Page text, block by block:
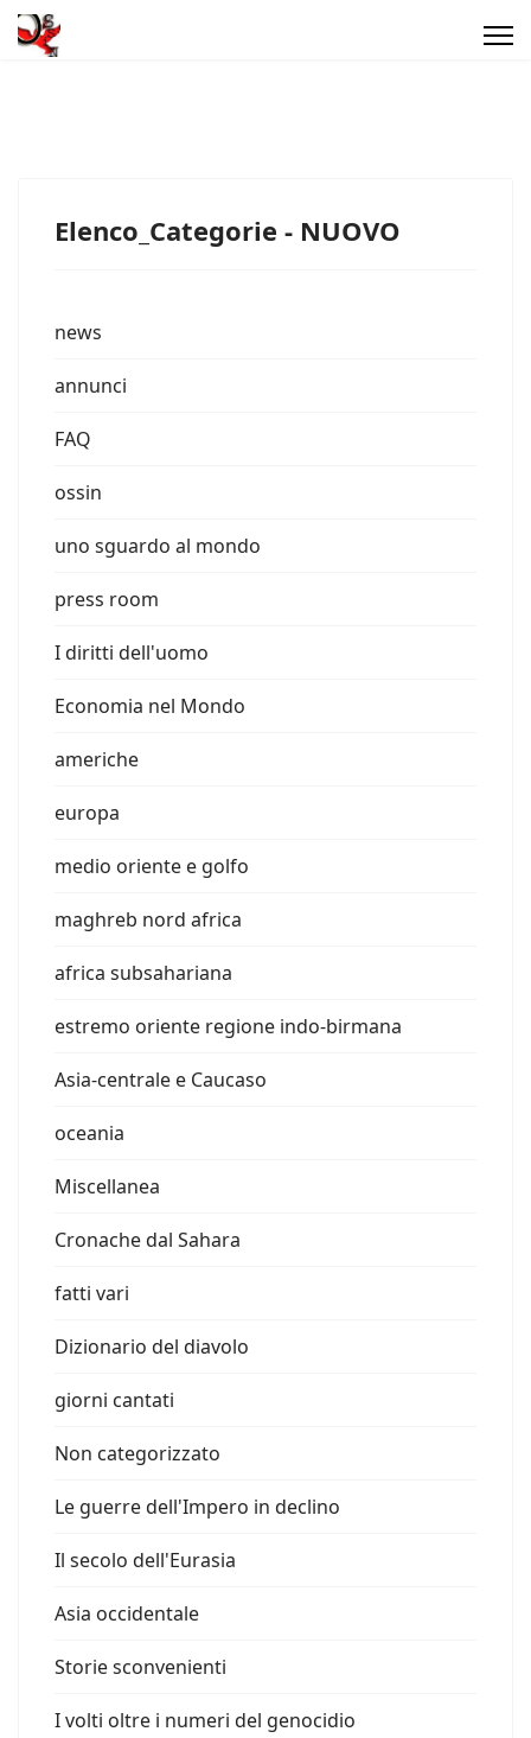
Elenco_Categorie - NUOVO
news
annunci
FAQ
ossin
uno sguardo al mondo
press room
I diritti dell'uomo
Economia nel Mondo
americhe
europa
medio oriente e golfo
maghreb nord africa
africa subsahariana
estremo oriente regione indo-birmana
Asia-centrale e Caucaso
oceania
Miscellanea
Cronache dal Sahara
fatti vari
Dizionario del diavolo
giorni cantati
Non categorizzato
Le guerre dell'Impero in declino
Il secolo dell'Eurasia
Asia occidentale
Storie sconvenienti
I volti oltre i numeri del genocidio